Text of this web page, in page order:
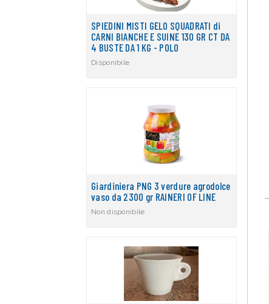
SPIEDINI MISTI GELO SQUADRATI di
CARNI BIANCHE E SUINE 130 GR CT DA
4 BUSTE DA 1 KG - POLO
Disponibile
Giardiniera PNG 3 verdure agrodolce
vaso da 2300 gr RAINERI OF LINE
Non disponibile